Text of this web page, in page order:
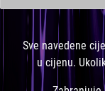
Sve navedene
u cijenu.